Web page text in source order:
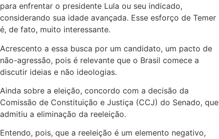
para enfrentar o presidente Lula ou seu indicado,
considerando sua idade avançada. Esse esforço de Temer
é, de fato, muito interessante.
Acrescento a essa busca por um candidato, um pacto de
não-agressão, pois é relevante que o Brasil comece a
discutir ideias e não ideologias.
Ainda sobre a eleição, concordo com a decisão da
Comissão de Constituição e Justiça (CCJ) do Senado, que
admitiu a eliminação da reeleição.
Entendo, pois, que a reeleição é um elemento negativo,